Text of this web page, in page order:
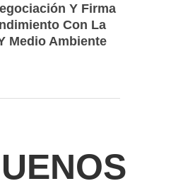
Y Firma
Con La
Medio Ambiente